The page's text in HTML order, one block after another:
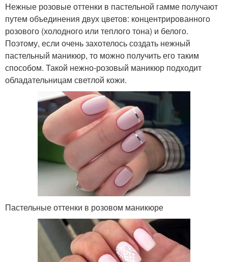
Нежные розовые оттенки в пастельной гамме получают
путем объединения двух цветов: концентрированного
розового (холодного или теплого тона) и белого.
Поэтому, если очень захотелось создать нежный
пастельный маникюр, то можно получить его таким
способом. Такой нежно-розовый маникюр подходит
обладательницам светлой кожи.
Пастельные оттенки в розовом маникюре